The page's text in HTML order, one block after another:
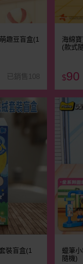
趣豆盲盒(1
已銷售108
海綿
(款式
$90
裝盲盒(1
蠟筆
隨機)